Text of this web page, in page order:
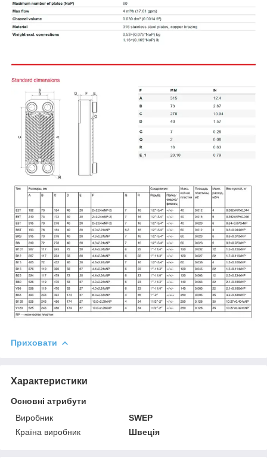
Приховати
Характеристики
Основні атрибути
Виробник
SWEP
Країна виробник
Швеція